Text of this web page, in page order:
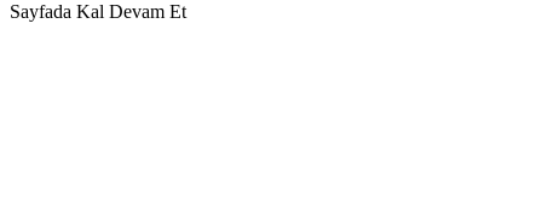
Sayfada Kal Devam Et